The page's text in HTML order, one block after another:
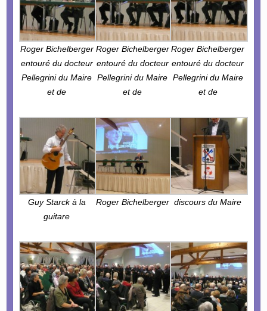
Roger Bichelberger
entouré du docteur
Pellegrini du Maire
et de
Roger Bichelberger
entouré du docteur
Pellegrini du Maire
et de
Roger Bichelberger
entouré du docteur
Pellegrini du Maire
et de
Guy Starck à la
guitare
Roger Bichelberger discours du Maire